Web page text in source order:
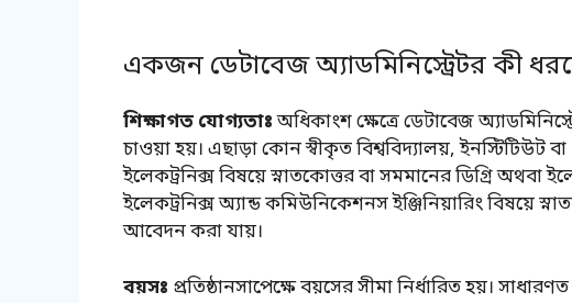
একজন ডেটাবেজ অ্যাডমিনিস্ট্রেটর কী
শিক্ষাগত যোগ্যতাঃঅধিকাংশ ক্ষেত্রে ডেটাবেজ
চাওয়া হয়। এছাড়া কোন স্বীকৃত বিশ্ববিদ্যালয়, ইনস্টিটিউট বা
ইলেকট্রনিক্স বিষয়ে স্নাতকোত্তর বা সমমানের ডিগ্রি অথবা
ইলেকট্রনিক্স অ্যান্ড কমিউনিকেশনস ইঞ্জিনিয়ারিং বিষয়ে
আবেদন করা যায়।
বয়সঃ প্রতিষ্ঠানসাপেক্ষে বয়সের সীমা নির্ধারিত হয়।